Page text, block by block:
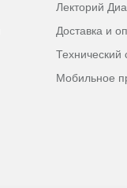
Лекторий
Доставка и
Технический
Мобильное